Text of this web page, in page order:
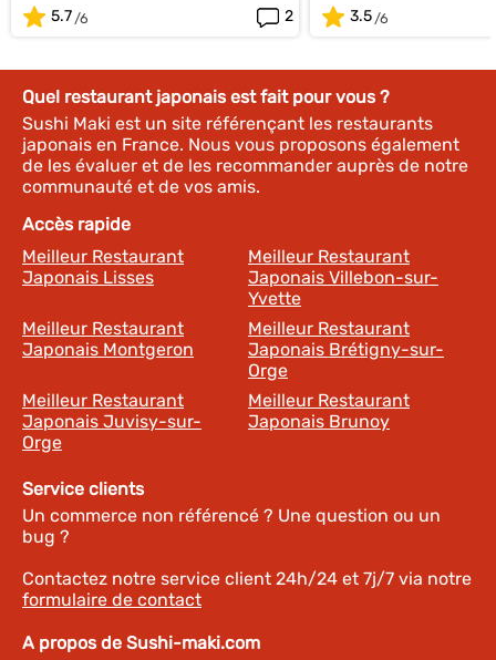
5.7
2
3.5
Quel restaurant japonais est fait pour vous ?
Sushi Maki est un site référençant les restaurants
japonais en France. Nous vous proposons également
de les évaluer et de les recommander auprès de notre
communauté et de vos amis.
Accès rapide
Meilleur Restaurant
Japonais Lisses
Meilleur Restaurant
Japonais Villebon-sur-
Yvette
Meilleur Restaurant
Japonais Montgeron
Meilleur Restaurant
Japonais Brétigny-sur-
Orge
Meilleur Restaurant
Japonais Juvisy-sur-
Orge
Meilleur Restaurant
Japonais Brunoy
Service clients
Un commerce non référencé ? Une question ou un
bug ?
Contactez notre service client 24h/24 et 7j/7 via notre
formulaire de contact
A propos de Sushi-maki.com